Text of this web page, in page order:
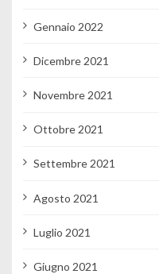
Gennaio 2022
Dicembre 2021
Novembre 2021
Ottobre 2021
Settembre 2021
Agosto 2021
Luglio 2021
Giugno 2021